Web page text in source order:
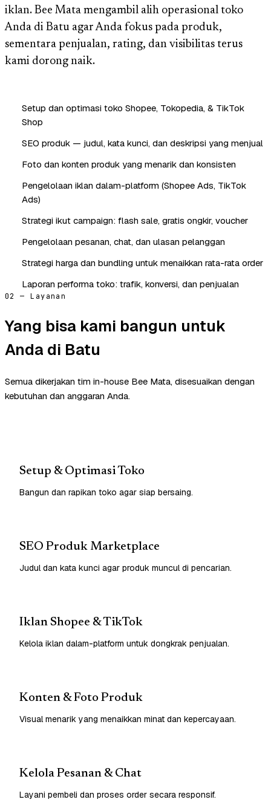
iklan. Bee Mata mengambil alih operasional toko
Anda di Batu agar Anda fokus pada produk,
sementara penjualan, rating, dan visibilitas terus
kami dorong naik.
Setup dan optimasi toko Shopee, Tokopedia, & TikTok
Shop
SEO produk — judul, kata kunci, dan deskripsi yang menjual
Foto dan konten produk yang menarik dan konsisten
Pengelolaan iklan dalam-platform (Shopee Ads, TikTok
Ads)
Strategi ikut campaign: flash sale, gratis ongkir, voucher
Pengelolaan pesanan, chat, dan ulasan pelanggan
Strategi harga dan bundling untuk menaikkan rata-rata order
Laporan performa toko: trafik, konversi, dan penjualan
02 — Layanan
Yang bisa kami bangun untuk
Anda di Batu
Semua dikerjakan tim in-house Bee Mata, disesuaikan dengan
kebutuhan dan anggaran Anda.
Setup & Optimasi Toko
Bangun dan rapikan toko agar siap bersaing.
SEO Produk Marketplace
Judul dan kata kunci agar produk muncul di pencarian.
Iklan Shopee & TikTok
Kelola iklan dalam-platform untuk dongkrak penjualan.
Konten & Foto Produk
Visual menarik yang menaikkan minat dan kepercayaan.
Kelola Pesanan & Chat
Layani pembeli dan proses order secara responsif.